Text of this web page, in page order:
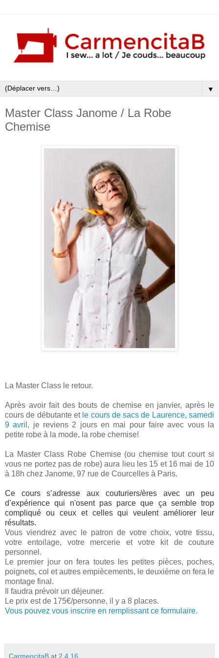
▼
Master Class Janome / La Robe
Chemise
La Master Class le retour.
Après avoir fait des bouts de chemise en janvier, après le
cours de débutante et le cours de sacs de Laurence, samedi
9 avril , je reviens 2 jours en mai pour faire avec vous la
petite robe à la mode, la robe chemise!
La Master Class Robe Chemise (ou chemise tout court si
vous ne portez pas de robe) aura lieu les 15 et 16 mai de 10
à 18h chez Janome, 97 rue de Courcelles à Paris.
Ce cours s’adresse aux couturiers/ères avec un peu
d’expérience qui n'osent pas parce que ça semble trop
compliqué ou ceux et celles qui veulent améliorer leur
résultats.
Vous viendrez avec le patron de votre choix, votre tissu,
votre entoilage, votre mercerie et votre kit de couture
personnel.
Le premier jour on fera toutes les petites pièces, poches,
poignets, col et autres empiècements, le deuxième on fera le
montage final.
Il faudra prévoir un déjeuner.
Le prix est de 175€/personne, il y a 8 places.
Vous pouvez vous inscrire en remplissant ce formulaire.
CarmencitaB at 2.4.16